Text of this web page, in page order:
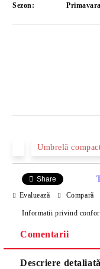
Sezon:
Umbrelă
Share
Evaluează Compară
Informatii privind
Comentarii
Descriere detaliată